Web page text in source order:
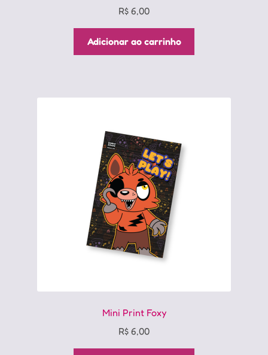
R$ 6,00
Adicionar ao carrinho
Mini Print Foxy
R$ 6,00